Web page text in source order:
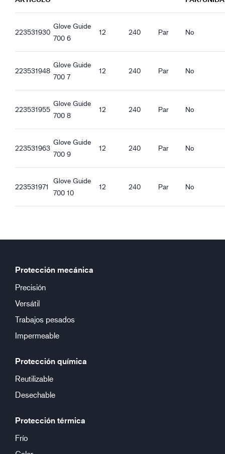
Corte ajustado
Transpirable
Cuello de punto
Buen agarre en seco
Guide 700_it-IT_Productsheet.pdf
Guide 700_pl-PL_Productsheet.pdf
Guide 700_ro-RO_Productsheet.pdf
Guide 700_hu-HU_Productsheet.pdf
Guide 700_et-EE_Productsheet.pdf
223531930
Glove Guide
700 6
12 240 Par No
223531948
Glove Guide
700 7
12 240 Par No
223531955
Glove Guide
700 8
12 240 Par No
223531963
Glove Guide
700 9
12 240 Par No
223531971
Glove Guide
700 10
12 240 Par No
Protección mecánica
Precisión
Versátil
Trabajos pesados
Impermeable
Protección química
Reutilizable
Desechable
Protección térmica
Frío